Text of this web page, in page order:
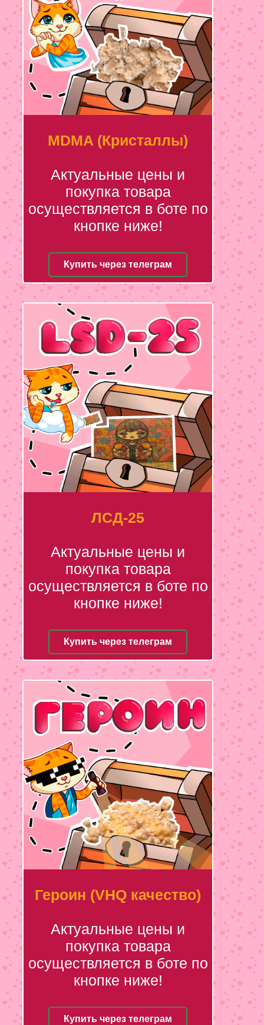
MDMA (Кристаллы)
Актуальные цены и
покупка товара
осуществляется в боте по
кнопке ниже!
Купить через телеграм
ЛСД-25
Актуальные цены и
покупка товара
осуществляется в боте по
кнопке ниже!
Купить через телеграм
Героин (VHQ качество)
Актуальные цены и
покупка товара
осуществляется в боте по
кнопке ниже!
Купить через телеграм